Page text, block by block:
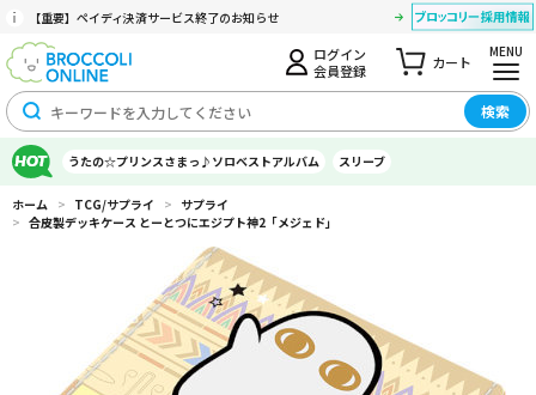
【重要】ペイディ決済サービス終了のお知らせ
ログイン
会員登録
カート
MENU
検索
うたの☆プリンスさまっ♪ソロベストアルバム スリーブ
ホーム > TCG/サプライ > サプライ
> 合皮製デッキケース とーとつにエジプト神2「メジェド」